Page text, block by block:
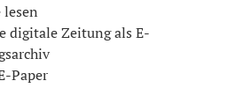
digitale Zeitung als E-
Paper